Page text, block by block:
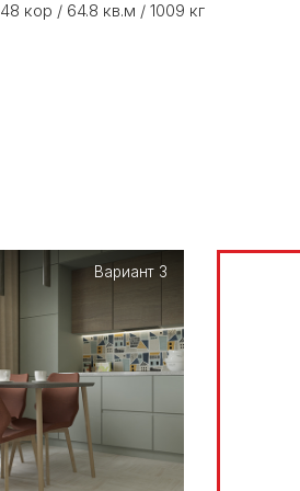
48 кор / 64.8 кв.м / 1009 кг
Вариант 3